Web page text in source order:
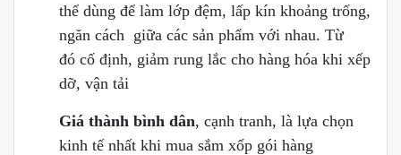
thể dùng để làm lớp đệm, lấp kín khoảng trống,
ngăn cách giữa các sản phẩm với nhau. Từ
đó cố định, giảm rung lắc cho hàng hóa khi xếp
dỡ, vận tải
Giá thành bình dân, cạnh tranh, là lựa chọn
kinh tế nhất khi mua sắm xốp gói hàng